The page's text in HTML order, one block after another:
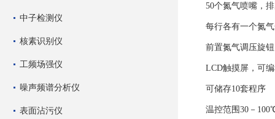
中子检测仪
核素识别仪
工频场强仪
噪声频谱分析仪
表面沾污仪
50个氮气喷嘴，
每行各有一个氮
前置氮气调压旋
LCD触摸屏，可
可储存10套程序
温控范围30－